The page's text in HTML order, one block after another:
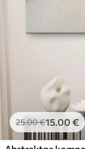
25.00€15.00 €